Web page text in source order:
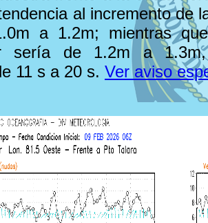
al incremento de
a 1.2m; mientras
sería de 1.2m a
11 s a 20 s. Ver aviso